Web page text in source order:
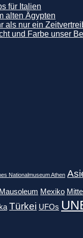
für Italien
alten Ägypten
als nur ein
und Farbe unser
Nationalmuseum Athen
Mausoleum Mexiko
Türkei UFOs